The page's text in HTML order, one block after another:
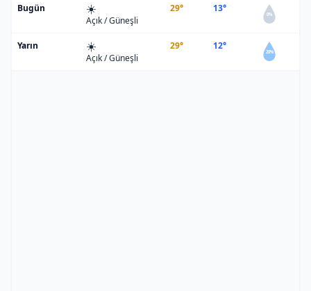
Bugün ☀️
Açık / Güneşli
29° 13°
0%
Yarın ☀️
Açık / Güneşli
29° 12°
20%